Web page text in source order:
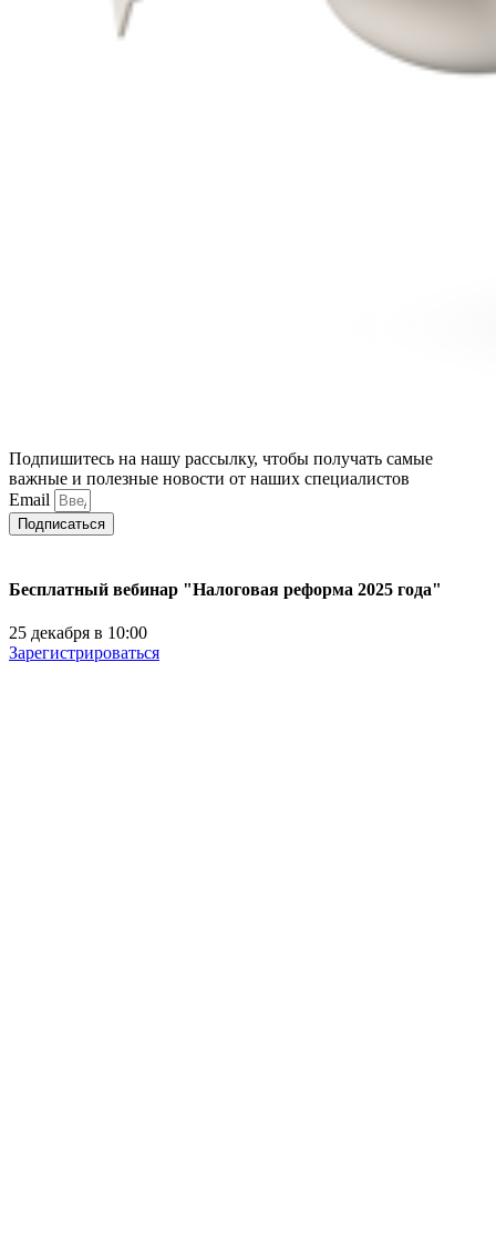
Подпишитесь на нашу рассылку, чтобы получать самые
важные и полезные новости от наших специалистов
Email
Подписаться
Бесплатный вебинар "Налоговая реформа 2025 года"
25 декабря в 10:00
Зарегистрироваться